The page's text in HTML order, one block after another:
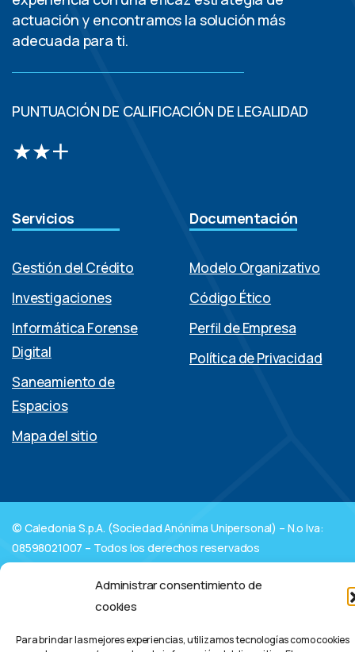
Administrar consentimiento de
cookies
Para brindar las mejores experiencias, utilizamos tecnologías como cookies
actuación y encontramos la solución más
adecuada para ti.
PUNTUACIÓN DE CALIFICACIÓN DE LEGALIDAD
Servicios
Gestión del Crédito
Investigaciones
Informática Forense
Digital
Saneamiento de
Espacios
Mapa del sitio
Documentación
Modelo Organizativo
Código Ético
Perfil de Empresa
Política de Privacidad
© Caledonia S.p.A. (Sociedad Anónima Unipersonal) – N.o Iva:
08598021007 – Todos los derechos reservados
Sede Suiza: Caledonia Sagl